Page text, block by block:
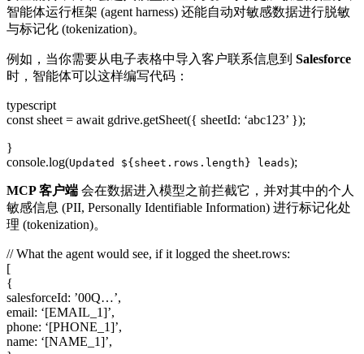
智能体运行框架 (agent harness) 还能自动对敏感数据进行脱敏
与标记化 (tokenization)。
例如，当你需要从电子表格中导入客户联系信息到 Salesforce
时，智能体可以这样编写代码：
typescript
const sheet = await gdrive.getSheet({ sheetId: ‘abc123’ });
}
console.log(Updated ${sheet.rows.length} leads);
MCP 客户端 会在数据进入模型之前拦截它，并对其中的个人
敏感信息 (PII, Personally Identifiable Information) 进行标记化处
理 (tokenization)。
// What the agent would see, if it logged the sheet.rows:
[
{
salesforceId: ’00Q…’,
email: ‘[EMAIL_1]’,
phone: ‘[PHONE_1]’,
name: ‘[NAME_1]’,